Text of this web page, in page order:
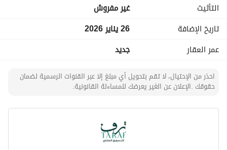
التأثيث
غير مفروش
تاريخ الإضافة
26 يناير 2026
عمر العقار
جديد
احذر من الإحتيال، لا تقم بتحويل أي مبلغ إلا عبر القنوات الرسمية لضمان
حقوقك .الإعلان عن الغير يعرضك للمساءلة القانونية.